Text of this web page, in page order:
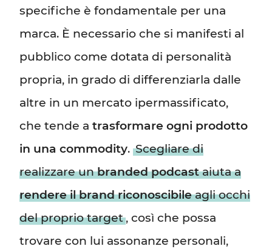
specifiche è fondamentale per una
marca. È necessario che si manifesti al
pubblico come dotata di personalità
propria, in grado di differenziarla dalle
altre in un mercato ipermassificato,
che tende atrasformare ogni prodotto
in una commodity.Scegliare di
realizzare unbranded podcastaiuta a
rendere il brand riconoscibileagli occhi
del proprio target, così che possa
trovare con lui assonanze personali,